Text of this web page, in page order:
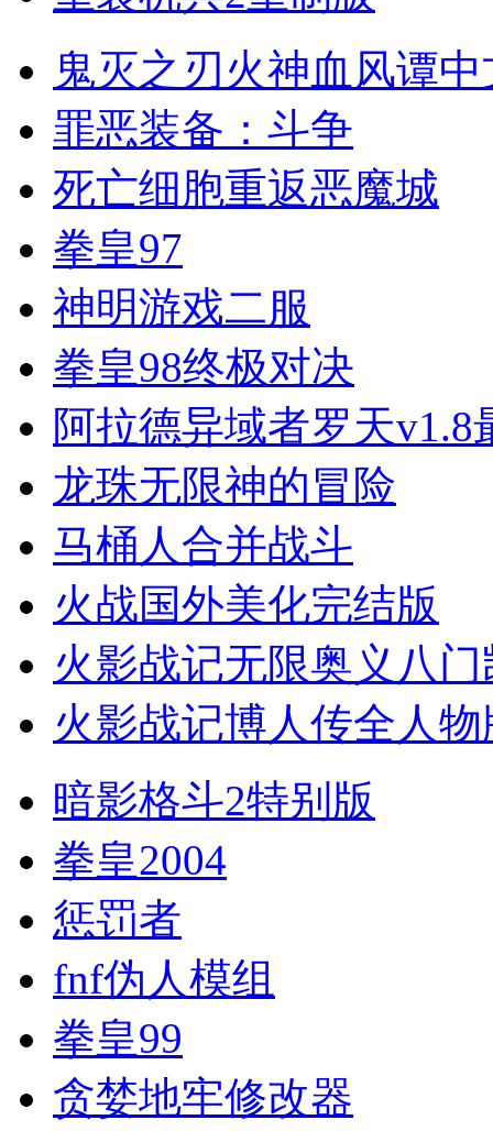
鬼灭之刃火神血风谭中
罪恶装备：斗争
死亡细胞重返恶魔城
拳皇97
神明游戏二服
拳皇98终极对决
阿拉德异域者罗天v1.8
龙珠无限神的冒险
马桶人合并战斗
火战国外美化完结版
火影战记无限奥义八门
火影战记博人传全人物
暗影格斗2特别版
拳皇2004
惩罚者
fnf伪人模组
拳皇99
贪婪地牢修改器